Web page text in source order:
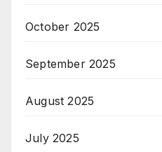
October 2025
September 2025
August 2025
July 2025